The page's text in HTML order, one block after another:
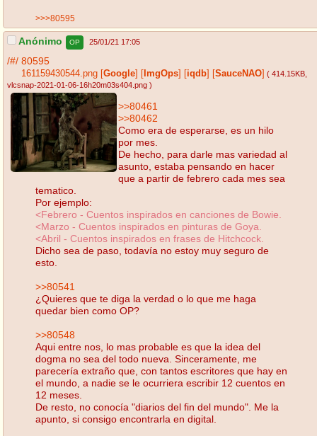
>>>80595
Anónimo OP 25/01/21 17:05
/#/ 80595
161159430544.png Google ImgOps iqdb SauceNAO ( 414.15KB
vlcsnap-2021-01-06-16h20m03s404.png )
>>80461
>>80462
Como era de esperarse, es un hilo
por mes.
De hecho, para darle mas variedad al
asunto, estaba pensando en hacer
que a partir de febrero cada mes sea
tematico.
Por ejemplo:
<Febrero - Cuentos inspirados en canciones de Bowie.
<Marzo - Cuentos inspirados en pinturas de Goya.
<Abril - Cuentos inspirados en frases de Hitchcock.
Dicho sea de paso, todavía no estoy muy seguro de
esto.
>>80541
¿Quieres que te diga la verdad o lo que me haga
quedar bien como OP?
>>80548
Aqui entre nos, lo mas probable es que la idea del
dogma no sea del todo nueva. Sinceramente, me
parecería extraño que, con tantos escritores que hay en
el mundo, a nadie se le ocurriera escribir 12 cuentos en
12 meses.
De resto, no conocía "diarios del fin del mundo". Me la
apunto, si consigo encontrarla en digital.